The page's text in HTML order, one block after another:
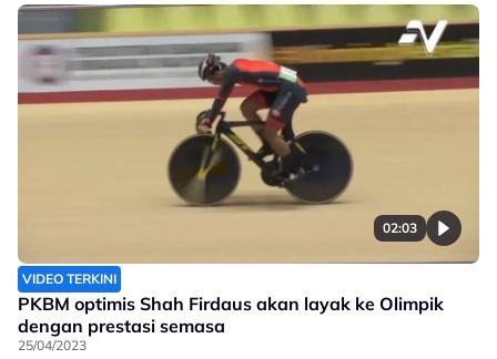
02:03
VIDEO TERKINI
PKBM optimis Shah Firdaus akan layak ke Olimpik
dengan prestasi semasa
25/04/2023